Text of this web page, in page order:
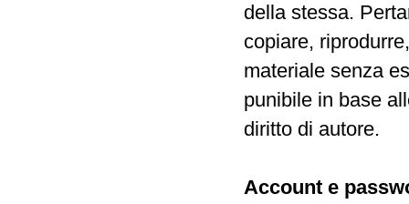
della stessa.
copiare,
materiale senza
punibile in base
diritto di autore.
Account e